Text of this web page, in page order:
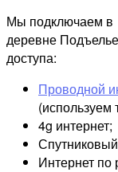
Мы подключаем в
деревне
доступа:
Проводной
(используем
4g интернет;
Интернет по